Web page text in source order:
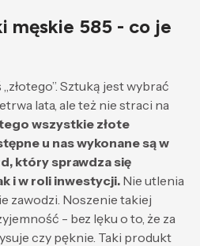
męskie 585 - co je
Sztuką jest wybrać
lata, ale też nie straci na
wszystkie złote
u nas wykonane są w
który sprawdza się
i w roli inwestycji. Nie utlenia
zawodzi. Noszenie takiej
- bez lęku o to, że za
czy pęknie. Taki produkt